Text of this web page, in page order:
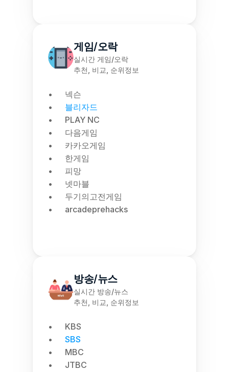
게임/오락
실시간 게임/오락
추천, 비교, 순위정보
넥슨
블리자드
PLAY NC
다음게임
카카오게임
한게임
피망
넷마블
두기의고전게임
arcadeprehacks
방송/뉴스
실시간 방송/뉴스
추천, 비교, 순위정보
KBS
SBS
MBC
JTBC